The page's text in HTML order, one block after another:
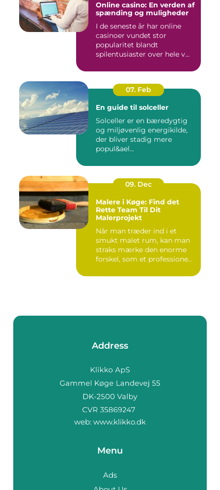
Online casino: En verden af
spænding og muligheder
I de seneste år har online
casinoer vundet stor
popularitet blandt
spilentusiaster over hele v...
07. Feb
En guide til solceller
Solceller er en bæredygtig
og miljøvenlig energikilde,
der bliver stadig mere
popul&ael...
09. Dec
Malere i Køge: Find det
Rette Team Til Dit
Malerprojekt
Når man træder ind i et
smukt malet rum, kan man
straks mærke den enorme
forskel, som et professione...
Address
web: www.klikko.dk
Menu
Ads